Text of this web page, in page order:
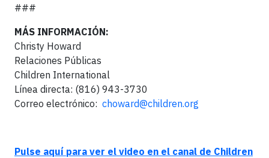
###
MÁS INFORMACIÓN:
Christy Howard
Relaciones Públicas
Children International
Línea directa: (816) 943-3730
Correo electrónico: choward@children.org
Pulse aquí para ver el video en el canal de Children